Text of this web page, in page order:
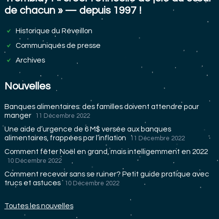
de chacun » — depuis 1997 !
Historique du Réveillon
Communiqués de presse
Archives
Nouvelles
Banques alimentaires: des familles doivent attendre pour
manger
11 Décembre 2022
Une aide d’urgence de 6 M$ versée aux banques
alimentaires, frappées par l’inflation
11 Décembre 2022
Comment fêter Noël en grand, mais intelligemment en 2022
10 Décembre 2022
Comment recevoir sans se ruiner? Petit guide pratique avec
trucs et astuces
10 Décembre 2022
Toutes les nouvelles